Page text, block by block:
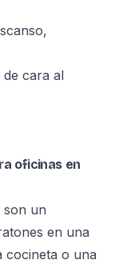
cara al
oficinas en
son un
en una
cocineta o una